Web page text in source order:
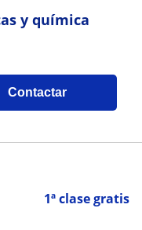
y química
Contactar
1ª clase gratis